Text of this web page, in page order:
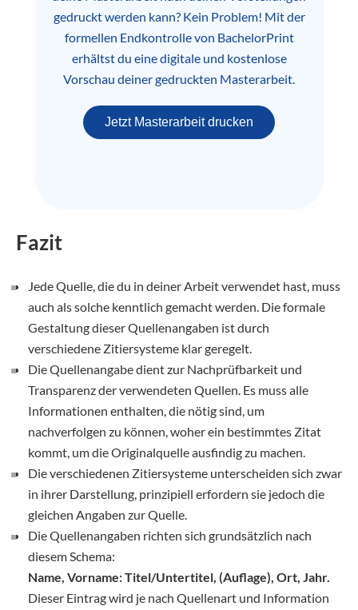
gedruckt werden kann? Kein Problem! Mit der
formellen Endkontrolle von BachelorPrint
erhältst du eine digitale und kostenlose
Vorschau deiner gedruckten Masterarbeit.
Jetzt Masterarbeit drucken
Fazit
Jede Quelle, die du in deiner Arbeit verwendet hast, muss
auch als solche kenntlich gemacht werden. Die formale
Gestaltung dieser Quellenangaben ist durch
verschiedene Zitiersysteme klar geregelt.
Die Quellenangabe dient zur Nachprüfbarkeit und
Transparenz der verwendeten Quellen. Es muss alle
Informationen enthalten, die nötig sind, um
nachverfolgen zu können, woher ein bestimmtes Zitat
kommt, um die Originalquelle ausfindig zu machen.
Die verschiedenen Zitiersysteme unterscheiden sich zwar
in ihrer Darstellung, prinzipiell erfordern sie jedoch die
gleichen Angaben zur Quelle.
Die Quellenangaben richten sich grundsätzlich nach
diesem Schema:
Name, Vorname: Titel/Untertitel, (Auflage), Ort, Jahr.
Dieser Eintrag wird je nach Quellenart und Information